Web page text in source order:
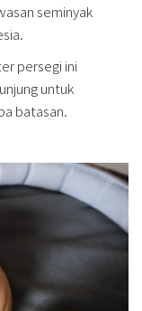
seminyak
persegi ini
untuk
batasan.